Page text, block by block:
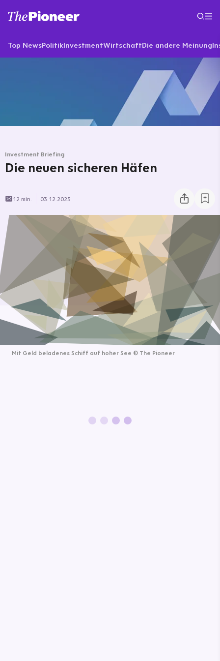
Top NewsPolitikInvestmentWirtschaftDie andere Meinung
Investment Briefing
Die neuen sicheren Häfen
12 min. 03.12.2025
Mit Geld beladenes Schiff auf hoher See © The Pioneer